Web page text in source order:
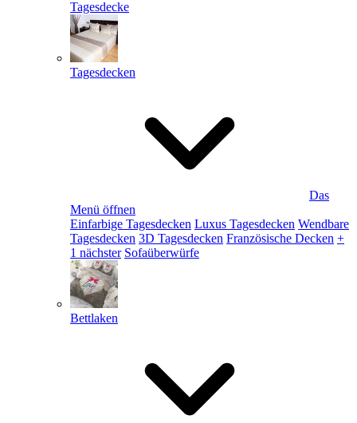
Tagesdecke
Tagesdecken
Das
Menü öffnen
Einfarbige Tagesdecken Luxus Tagesdecken Wendbare
Tagesdecken 3D Tagesdecken Französische Decken +
1 nächster Sofaüberwürfe
Bettlaken